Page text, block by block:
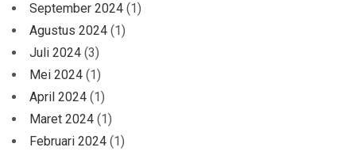
September 2024 (1)
Agustus 2024 (1)
Juli 2024 (3)
Mei 2024 (1)
April 2024 (1)
Maret 2024 (1)
Februari 2024 (1)